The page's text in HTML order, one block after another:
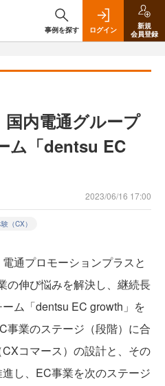
事例を探す ログイン
新規
会員登録
内電通グループ
ム「dentsu EC
2023/06/16 17:00
（CX）
通プロモーションプラスと
の伸び悩みを解決し、継続長
ム「dentsu EC growth」を
事業のステージ（段階）に合
コマース）の設計と、その
し、EC事業を次のステージ